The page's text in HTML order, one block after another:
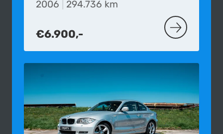
2006 294.736 km
€6.900,- MEER OVER